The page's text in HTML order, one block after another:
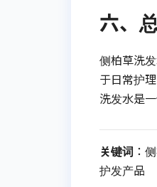
六、
侧柏草洗
于日常护
洗发水是
关键词 ：
护发产品